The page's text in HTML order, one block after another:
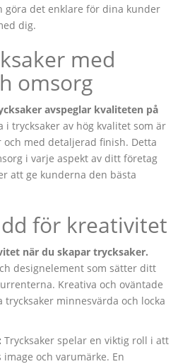
göra det enklare för dina kunder
dig.
med
omsorg
avspeglar kvaliteten på
i trycksaker av hög kvalitet som är
med detaljerad finish. Detta
i varje aspekt av ditt företag
att ge kunderna den bästa
för kreativitet
när du skapar trycksaker.
designelement som sätter ditt
Kreativa och oväntade
minnesvärda och locka
Trycksaker spelar en viktig roll i att
och varumärke. En